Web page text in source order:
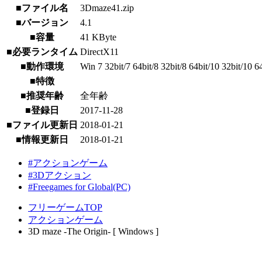
■ファイル名
3Dmaze41.zip
■バージョン
4.1
■容量
41 KByte
■必要ランタイム DirectX11
■動作環境
Win 7 32bit/7 64bit/8 32bit/8 64bit/10 32bit/10
■特徴
■推奨年齢
全年齢
■登録日
2017-11-28
■ファイル更新日 2018-01-21
■情報更新日
2018-01-21
#アクションゲーム
#3Dアクション
#Freegames for Global(PC)
フリーゲームTOP
アクションゲーム
3D maze -The Origin- [ Windows ]